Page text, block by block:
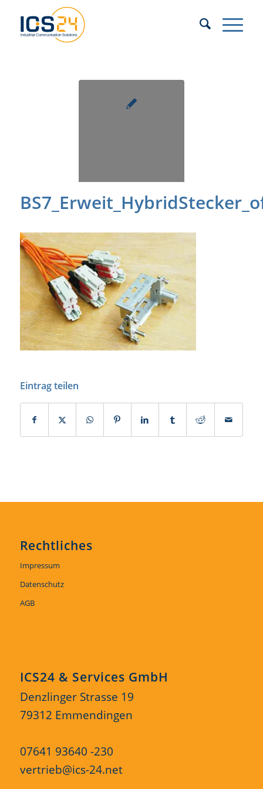
Eintrag teilen
Rechtliches
Impressum
Datenschutz
AGB
ICS24 & Services GmbH
Denzlinger Strasse 19
79312 Emmendingen
07641 93640 -230
vertrieb@ics-24.net